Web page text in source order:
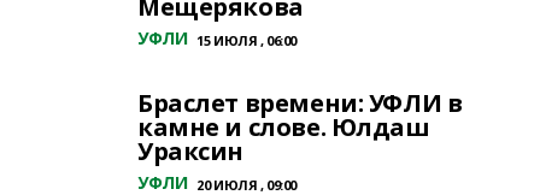
Мещерякова
УФЛИ 15 ИЮЛЯ , 06:00
Браслет времени: УФЛИ в
камне и слове. Юлдаш
Ураксин
УФЛИ 20 ИЮЛЯ , 09:00